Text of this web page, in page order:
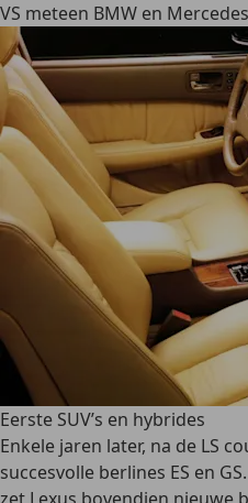
VS meteen BMW en
Eerste SUV’s en hybrides
Enkele jaren later, na de LS
succesvolle berlines ES en